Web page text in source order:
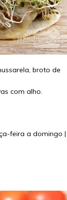
broto de
com alho.
feira a domingo |